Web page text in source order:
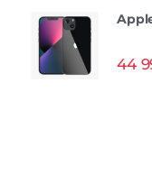
44